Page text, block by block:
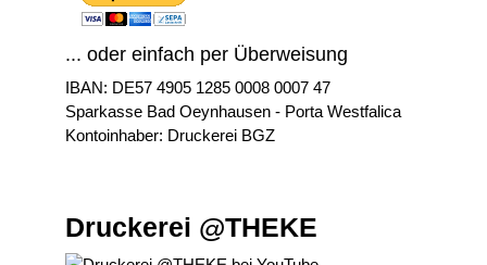
... oder einfach per Überweisung
IBAN: DE57 4905 1285 0008 0007 47
Sparkasse Bad Oeynhausen - Porta Westfalica
Kontoinhaber: Druckerei BGZ
Druckerei @THEKE